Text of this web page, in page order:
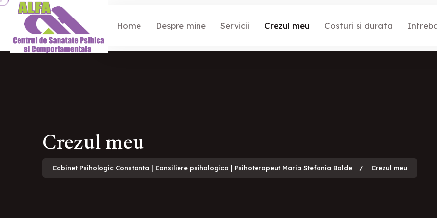
Home Despre mine Servicii Crezul meu Costuri si durata
Crezul meu
Cabinet Psihologic Constanta | Consiliere psihologica | Psihoterapeut Maria Stefania Bolde Crezul meu